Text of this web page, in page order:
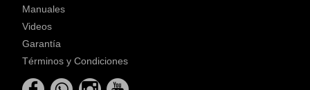
Manuales
Videos
Garantía
Términos y Condiciones